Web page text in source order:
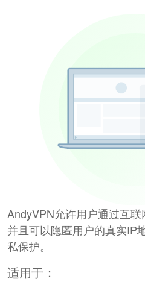
AndyVPN允许用户通过互联
并且可以隐匿用户的真实IP
私保护。
适用于：